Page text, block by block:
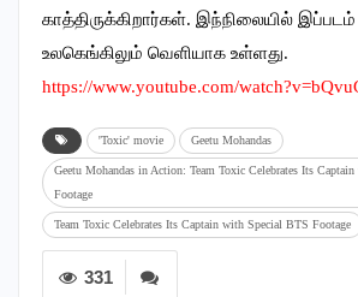
காத்திருக்கிறார்கள். இந்நிலையில்
உலகெங்கிலும் வெளியாக உள்ளது.
https://www.youtube.com/watch?
'Toxic' movie Geetu Mohandas
Geetu Mohandas in Action: Team Toxic Celebrates Its
Footage
Team Toxic Celebrates Its Captain with Special BTS Footage
331